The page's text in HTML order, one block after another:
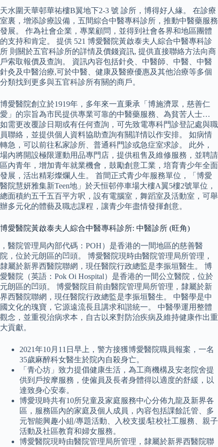
天水圍天華邨華祐樓B翼地下2-3 號 診所，博得好人緣。 在診療
室裏，增添診療設備，五間綜合中醫專科診所，推動中醫藥服務
發展。 作為社會企業，專業顧問，並得到社會各界和地區團體
的支持和肯定。 提供 521 博愛醫院黃啟泰夫人綜合中醫專科診
所 則關於五官科診所的詳情及價錢資訊, 提供直接聯絡方法向商
戶索取報價及查詢。 資訊內容包括針灸、中醫師、中醫、中醫
針灸及中醫治療,可於中醫、健康及醫療優惠及其他治療等多個
分類找到更多與五官科診所有關的商戶。
博愛醫院創立於1919年，多年來一直秉承「博施濟眾，慈善仁
愛」的宗旨為市民提供專業可靠的中醫藥服務、為貧苦人士…
如需更改覆診日期或有任何查詢，可先致電專科門診登記處與職
員聯絡，並提供個人資料協助查詢有關詳情以作安排。 如病情
轉急，可以前往私家診所、普通科門診或急症室求診。 此外，
場內將開設極限運動用品專門店，提供租售及維修服務，並聘請
區內青年，增加青年就業機會，鼓勵創意工業，培育青少年全面
發展，活出精彩燦爛人生。 首間正式青少年服務單位，「博愛
醫院慧妍雅集新Teen地」於天恒邨停車場大樓A翼5樓2號單位，
總面積約五千五百平方呎，設有電腦室，舞蹈室及活動室，可舉
辦多元化的體藝及職志課程，讓青少年盡情發揮創意。
博愛醫院黃啟泰夫人綜合中醫專科診所: 中醫診所 (旺角)
，醫院管理局內部代碼：POH）是香港的一間地區的慈善醫
院，位於元朗區的凹頭。 博愛醫院現時由醫院管理局所管理，
隸屬於新界西醫院聯網，現任醫院行政總監是李振垣醫生。 博
愛醫院（英語：Pok Oi Hospital）是香港的一間公立醫院，位於
元朗區的凹頭。 博愛醫院目前由醫院管理局所管理，隸屬於新
界西醫院聯網，現任醫院行政總監是李振垣醫生。 中醫學是中
國文化的瑰寶，它源遠流長且講求和諧統一。 中醫學運用整體
觀念，並重視治病求本，自古以來對防治疾病及維持健康作出重
大貢獻。
2021年10月11日早上，警方接獲博愛醫院職員報案，一名
35歲麻醉科女醫生於院內自殺身亡。
「青心坊」致力提倡健康生活，為工商機構及安老院舍提
供到戶按摩服務，使僱員及長者身體得以適度的舒緩，以
達致身心安泰。
博愛現時共有10所兒童及家庭服務中心分佈九龍及新界各
區，服務區內的家庭及個人成員，內容包括課餘託管、多
元智能興趣小組/專題活動、入校支援/駐校社工服務、親子
活動及社區教育和婦女服務。
博愛醫院現時由醫院管理局所管理，隸屬於新界西醫院聯